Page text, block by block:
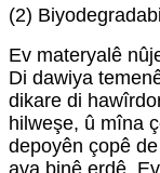
(2)
Ev materyalê
Di dawiya
dikare di
hilweşe, û mîna
depoyên çopê
ava binê erdê.